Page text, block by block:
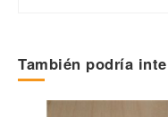
Terapia
ReferenciaLPÑ
También podría